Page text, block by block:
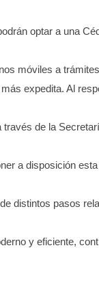
optar a una
móviles a
expedita. Al
de la
a disposición
distintos pasos
y eficiente,